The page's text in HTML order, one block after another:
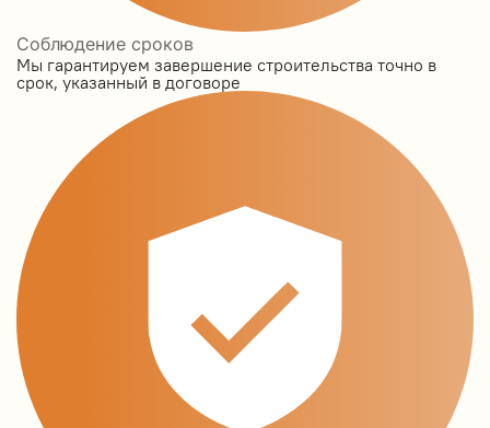
Соблюдение сроков
Мы гарантируем завершение строительства точно в
срок, указанный в договоре